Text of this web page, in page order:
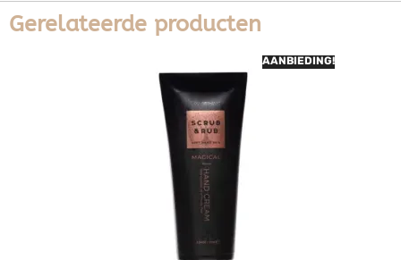
Gerelateerde producten
AANBIEDING!